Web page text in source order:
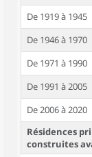
De 1919 à 1945
De 1946 à 1970
De 1971 à 1990
De 1991 à 2005
De 2006 à 2020
Résidences
construites